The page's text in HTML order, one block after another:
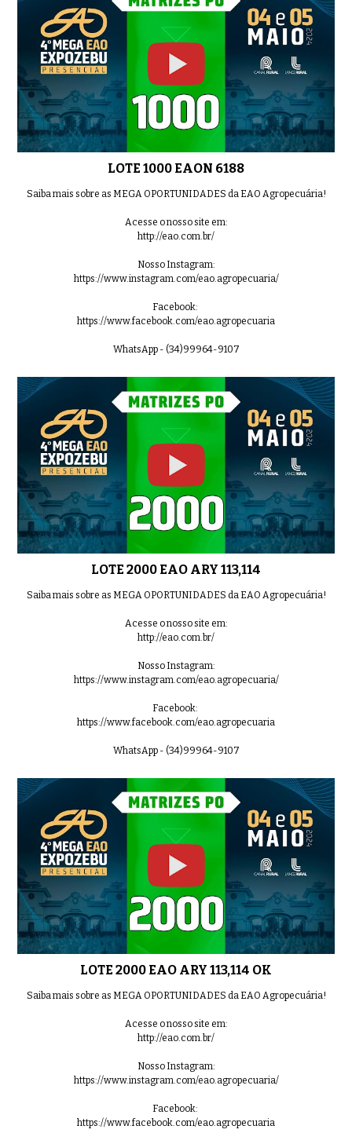
LOTE 08 EAO B9526
0:43 LOTE 09 EAO C45
0:46 LOTE 10 EAO B9892
0:53 LOTE 11 EAON 5799
0:43 LOTE 12 EAO B 9699
0:47 LOTE 13 EAO 8967
0:47 LOTE 14 EAO B9304
0:48 LOTE 15 EAO C182
LOTE 1000 EAON 6188
Saiba mais sobre as MEGA OPORTUNIDADES da EAO Agropecuária!
Acesse o nosso site em:
http://eao.com.br/
Nosso Instagram:
https://www.instagram.com/eao.agropecuaria/
Facebook:
https://www.facebook.com/eao.agropecuaria
WhatsApp - (34)99964-9107
LOTE 2000 EAO ARY 113,114
Saiba mais sobre as MEGA OPORTUNIDADES da EAO Agropecuária!
Acesse o nosso site em:
http://eao.com.br/
Nosso Instagram:
https://www.instagram.com/eao.agropecuaria/
Facebook:
https://www.facebook.com/eao.agropecuaria
WhatsApp - (34)99964-9107
LOTE 2000 EAO ARY 113,114 OK
Saiba mais sobre as MEGA OPORTUNIDADES da EAO Agropecuária!
Acesse o nosso site em:
http://eao.com.br/
Nosso Instagram:
https://www.instagram.com/eao.agropecuaria/
Facebook:
https://www.facebook.com/eao.agropecuaria